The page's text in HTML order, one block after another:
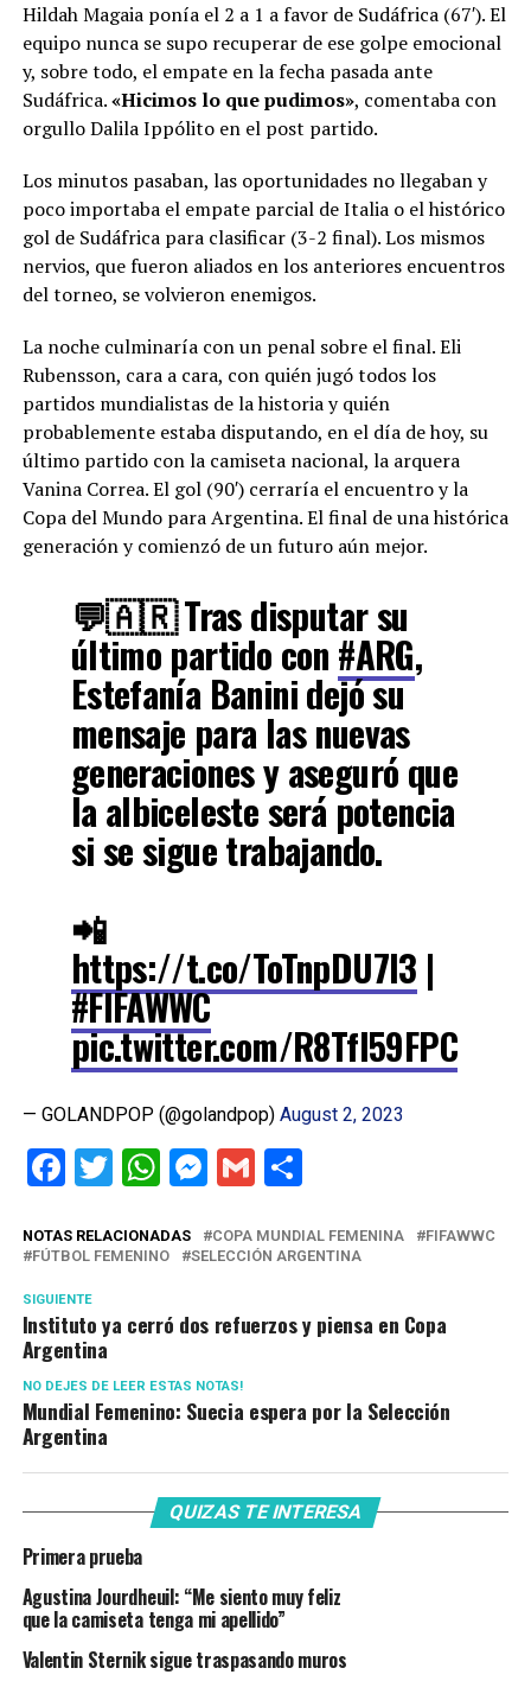
Hildah Magaia ponía el 2 a 1 a favor de Sudáfrica (67′). El
equipo nunca se supo recuperar de ese golpe emocional
y, sobre todo, el empate en la fecha pasada ante
Sudáfrica.«Hicimos lo que pudimos», comentaba con
orgullo Dalila Ippólito en el post partido.
Los minutos pasaban, las oportunidades no llegaban y
poco importaba el empate parcial de Italia o el histórico
gol de Sudáfrica para clasificar (3-2 final). Los mismos
nervios, que fueron aliados en los anteriores encuentros
del torneo, se volvieron enemigos.
La noche culminaría con un penal sobre el final. Eli
Rubensson, cara a cara, con quién jugó todos los
partidos mundialistas de la historia y quién
probablemente estaba disputando, en el día de hoy, su
último partido con la camiseta nacional, la arquera
Vanina Correa. El gol (90′) cerraría el encuentro y la
Copa del Mundo para Argentina. El final de una histórica
generación y comienzó de un futuro aún mejor.
💬🇦🇷 Tras disputar su
último partido con #ARG,
Estefanía Banini dejó su
mensaje para las nuevas
generaciones y aseguró que
la albiceleste será potencia
si se sigue trabajando.
📲
https://t.co/ToTnpDU7l3 |
#FIFAWWC
pic.twitter.com/R8TfI59FPC
— GOLANDPOP (@golandpop) August 2, 2023
Facebook
Twitter
WhatsApp
Messenger
GmailShare
NOTAS RELACIONADAS COPA MUNDIAL FEMENINA
FIFAWWC
FÚTBOL FEMENINO
SELECCIÓN ARGENTINA
SIGUIENTE
Instituto ya cerró dos refuerzos y piensa en Copa
Argentina
NO DEJES DE LEER ESTAS NOTAS!
Mundial Femenino: Suecia espera por la Selección
Argentina
QUIZAS TE INTERESA
Primera prueba
Agustina Jourdheuil: “Me siento muy feliz
que la camiseta tenga mi apellido”
Valentin Sternik sigue traspasando muros